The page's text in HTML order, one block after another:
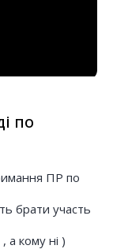
по
ПР по
брати участь
а кому ні )